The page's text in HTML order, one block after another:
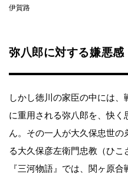
伊賀路
弥八郎に対する嫌悪感
しかし徳川の家臣の中には
に重用される弥八郎を、快
ん。その一人が大久保忠世
る大久保彦左衛門忠教（ひこ
『三河物語』では、関ヶ原